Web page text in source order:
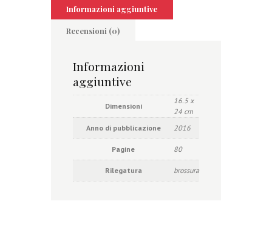
Informazioni aggiuntive
Recensioni (0)
Informazioni
aggiuntive
Dimensioni
16.5 x
24 cm
Anno di pubblicazione
2016
Pagine 80
Rilegatura brossura